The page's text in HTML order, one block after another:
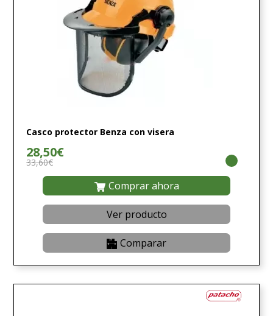
Casco protector Benza con visera
28,50€
33,60€
Comprar ahora
Ver producto
Comparar